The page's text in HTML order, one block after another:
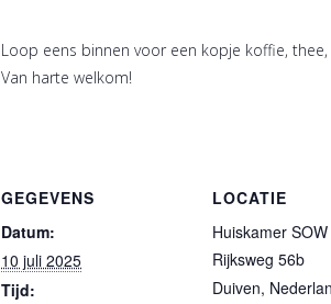
Loop eens binnen voor een kopje koffie,
Van harte welkom!
GEGEVENS
Datum:
10 juli 2025
Tijd:
LOCATIE
Huiskamer
Rijksweg 56b
Duiven,